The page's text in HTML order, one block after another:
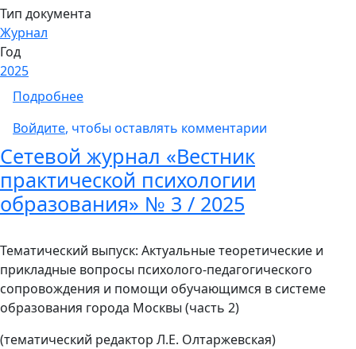
Тип документа
Журнал
Год
2025
Подробнеео Сетевой журнал «Вестник
Войдите, чтобы оставлять комментарии
Сетевой журнал «Вестник
практической психологии
образования» № 3 / 2025
Тематический выпуск: Актуальные теоретические и
прикладные вопросы психолого-педагогического
сопровождения и помощи обучающимся в системе
образования города Москвы (часть 2)
(тематический редактор Л.Е. Олтаржевская)